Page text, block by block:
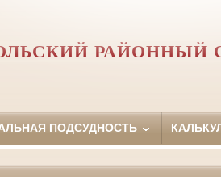
РАЙОННЫЙ
ПОДСУДНОСТЬ